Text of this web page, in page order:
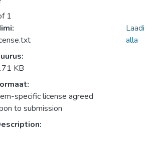
1
KB
specific license agreed
to submission
Laadi
alla